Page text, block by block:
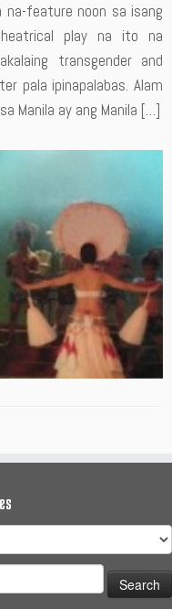
na-feature noon sa isang
play na ito na
transgender and
pala ipinapalabas. Alam
Manila ay ang Manila […]